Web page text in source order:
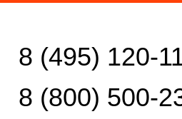
8 (495) 120-
8 (800) 500-